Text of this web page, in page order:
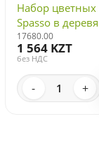
Набор
Spasso в
17680.00
1 564 KZT
без НДС
- +